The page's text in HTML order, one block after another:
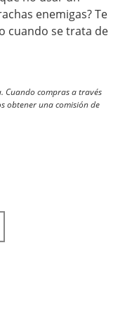
enemigas? Te
cuando se trata de
Cuando compras a través
obtener una comisión de